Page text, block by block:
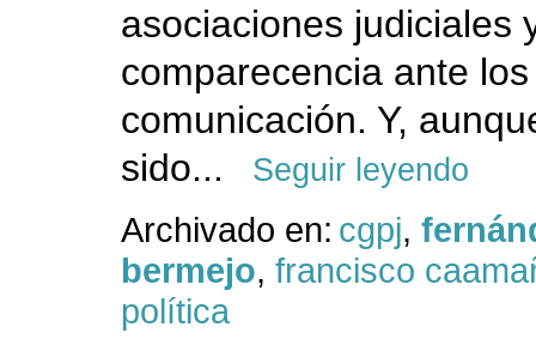
asociaciones judiciales
comparecencia ante
comunicación. Y,
sido...
Seguir leyendo
Archivado en: cgpj,
bermejo, francisco
política